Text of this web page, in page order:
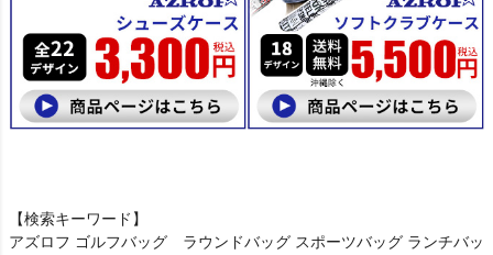
【検索キーワード】
アズロフ ゴルフバッグ ラウンドバッグ スポーツバッグ ランチバッ